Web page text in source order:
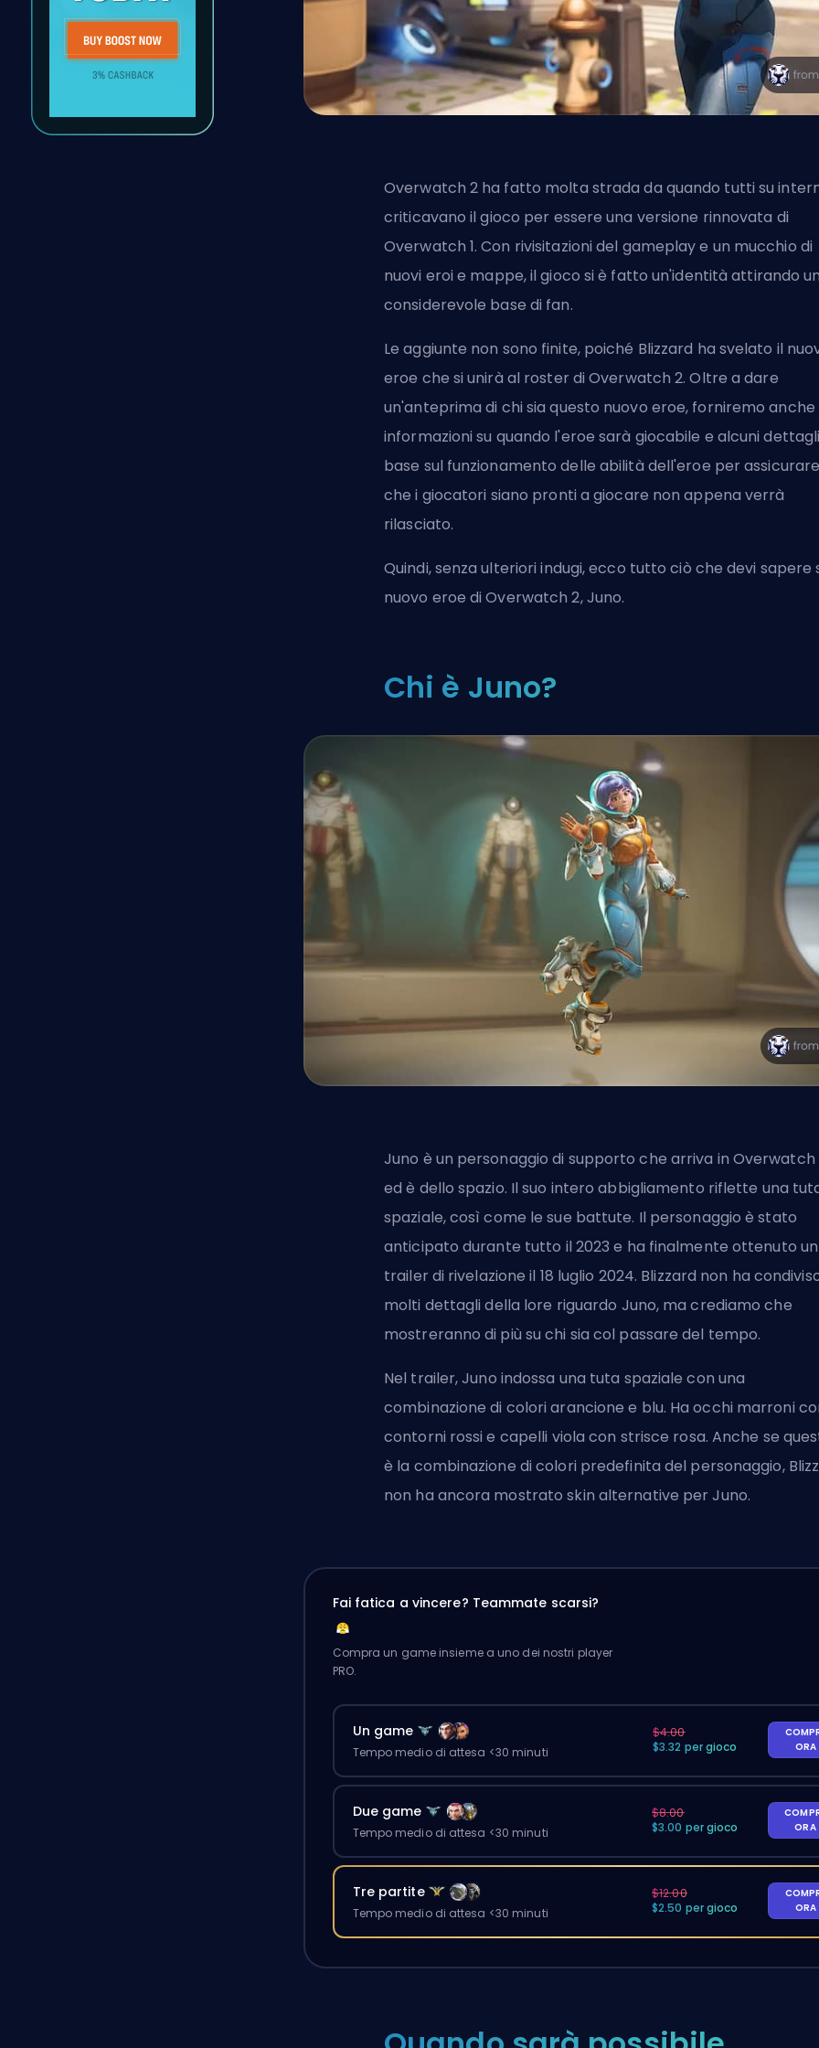
Overwatch 2 ha fatto molta strada da quando tutti su
criticavano il gioco per essere una versione rinnovata di
Overwatch 1. Con rivisitazioni del gameplay e un mucchio di
nuovi eroie mappe, il gioco si è fatto un'identità attirando
considerevole base di fan.
Le aggiunte non sono finite, poiché Blizzard ha svelato il
eroe che si unirà al roster di Overwatch 2. Oltre a dare
un'anteprima di chi sia questo nuovo eroe, forniremo anche
informazioni su quando l'eroe sarà giocabile e alcuni
base sul funzionamento delle abilità dell'eroe per
che i giocatori siano pronti a giocare non appena verrà
rilasciato.
Quindi, senza ulteriori indugi, ecco tutto ciò che devi sapere
nuovo eroe di Overwatch 2, Juno.
Chi è Juno?
Juno è un personaggio di supportoche arriva in Overwatch
ed è dello spazio. Il suo intero abbigliamento riflette una
spaziale, così come le sue battute. Il personaggio è stato
anticipato durante tutto il 2023 e ha finalmente ottenuto un
trailer di rivelazione il 18 luglio 2024. Blizzard non ha
molti dettagli della lore riguardo Juno, ma crediamo che
mostreranno di più su chi sia col passare del tempo.
Nel trailer, Juno indossa una tuta spaziale con una
combinazione di colori arancione e blu. Ha occhi marroni
contorni rossi e capelli viola con strisce rosa. Anche se
è la combinazione di colori predefinita del personaggio,
non ha ancora mostrato skin alternative per Juno.
Fai fatica a vincere? Teammate scarsi?
Compra un game insieme a uno dei nostri player
PRO.
Un game
Tempo medio di attesa <30 minuti
$4.00
$3.32 per gioco
ORA
Due game
Tempo medio di attesa <30 minuti
$8.00
$3.00 per gioco
ORA
Tre partite
Tempo medio di attesa <30 minuti
$12.00
$2.50 per gioco
ORA